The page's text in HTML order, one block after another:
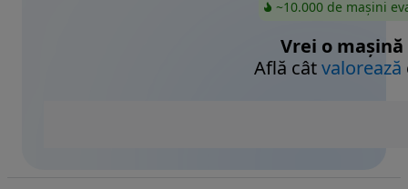
~10.000 de mașini
Vrei o mașină
Află câtvalorează